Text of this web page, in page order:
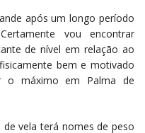
após um longo período
vou encontrar
de nível em relação ao
bem e motivado
o máximo em Palma de
vela terá nomes de peso